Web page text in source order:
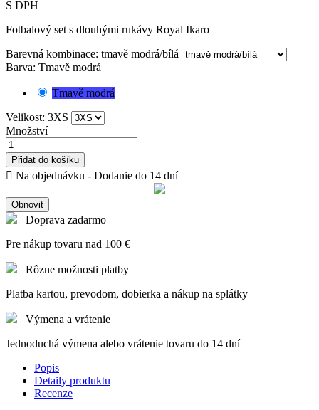
S DPH
Fotbalový set s dlouhými rukávy Royal Ikaro
Barevná kombinace: tmavě modrá/bílá
Barva: Tmavě modrá
Tmavě modrá
Velikost: 3XS
Množství
Přidat do košíku
 Na objednávku - Dodanie do 14 dní
Doprava zadarmo
Pre nákup tovaru nad 100 €
Rôzne možnosti platby
Platba kartou, prevodom, dobierka a nákup na splátky
Výmena a vrátenie
Jednoduchá výmena alebo vrátenie tovaru do 14 dní
Popis
Detaily produktu
Recenze